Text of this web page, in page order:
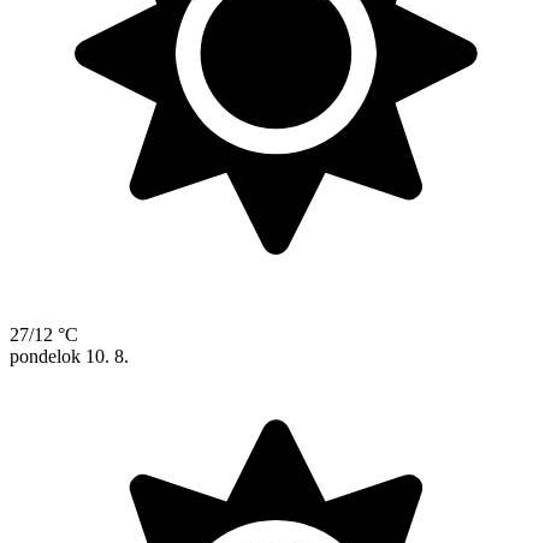
27/12 °C
pondelok 10. 8.